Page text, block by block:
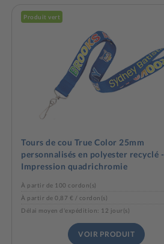
Produit vert
Tours de cou True Color 25mm
personnalisés en polyester recyclé -
Impression quadrichromie
À partir de 100 cordon(s)
À partir de 0,87 € / cordon(s)
Délai moyen d'expédition: 12 jour(s)
VOIR PRODUIT